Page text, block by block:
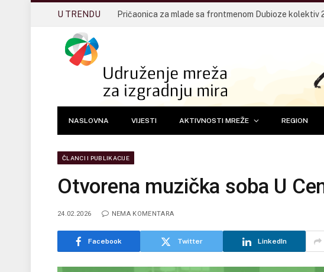
U TRENDU
NASLOVNA VIJESTI AKTIVNOSTI MREŽE REGION
ČLANCI I PUBLIKACIJE
Otvorena muzička soba U
24.02.2026 NEMA KOMENTARA
Facebook Twitter LinkedIn